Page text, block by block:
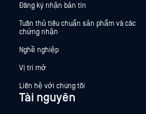
Đăng ký nhận bản tin
Tuân thủ tiêu chuẩn sản phẩm và các
chứng nhận
Nghề nghiệp
Vị trí mở
Liên hệ với chúng tôi
Tài nguyên